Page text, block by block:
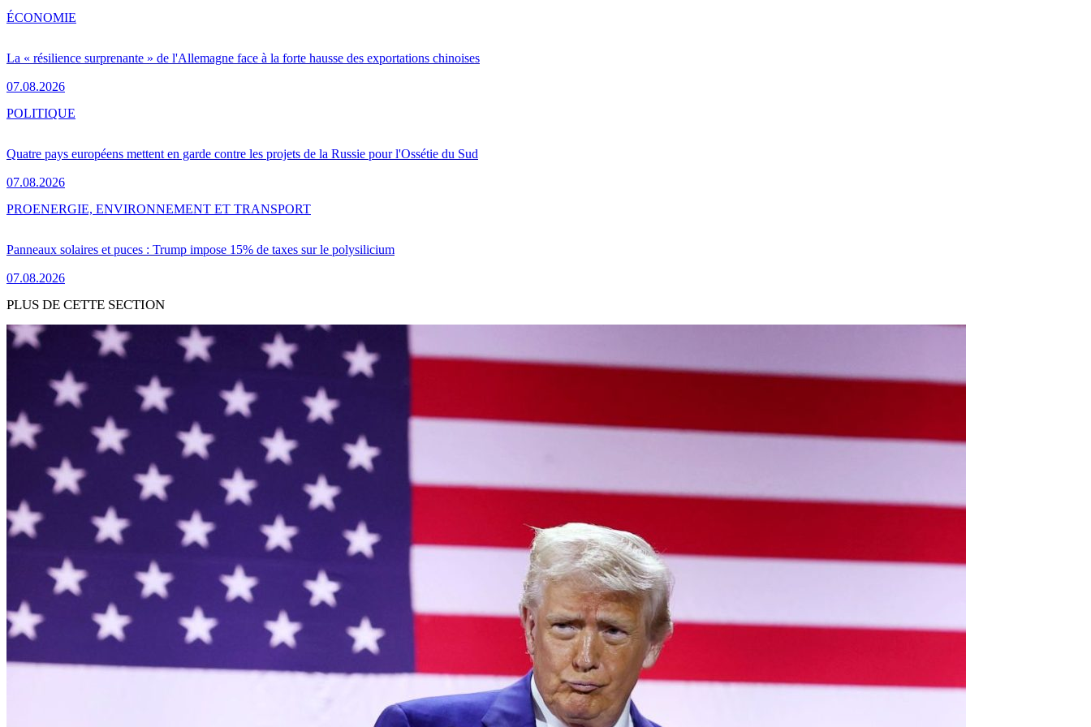
La « résilience surprenante » de l'Allemagne face à la forte hausse des exportations chinoises
07.08.2026
ÉCONOMIE
Quatre pays européens mettent en garde contre les projets de la Russie pour l'Ossétie du Sud
07.08.2026
POLITIQUE
Panneaux solaires et puces : Trump impose 15% de taxes sur le polysilicium
07.08.2026
PROENERGIE, ENVIRONNEMENT ET TRANSPORT
PLUS DE CETTE SECTION